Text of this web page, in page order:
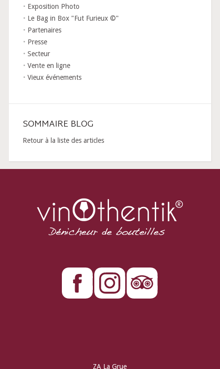
Exposition Photo
Le Bag in Box "Fut Furieux ©"
Partenaires
Presse
Secteur
Vente en ligne
Vieux événements
SOMMAIRE BLOG
Retour à la liste des articles
ZA La Grue